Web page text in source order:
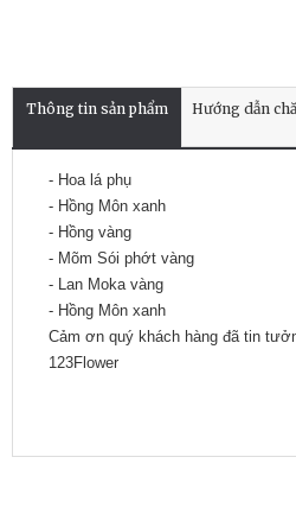
Thông tin sản phẩm Hướng dẫn
- Hoa lá phụ
- Hồng Môn xanh
- Hồng vàng
- Mõm Sói phớt vàng
- Lan Moka vàng
- Hồng Môn xanh
Cảm ơn quý khách hàng đã tin
123Flower